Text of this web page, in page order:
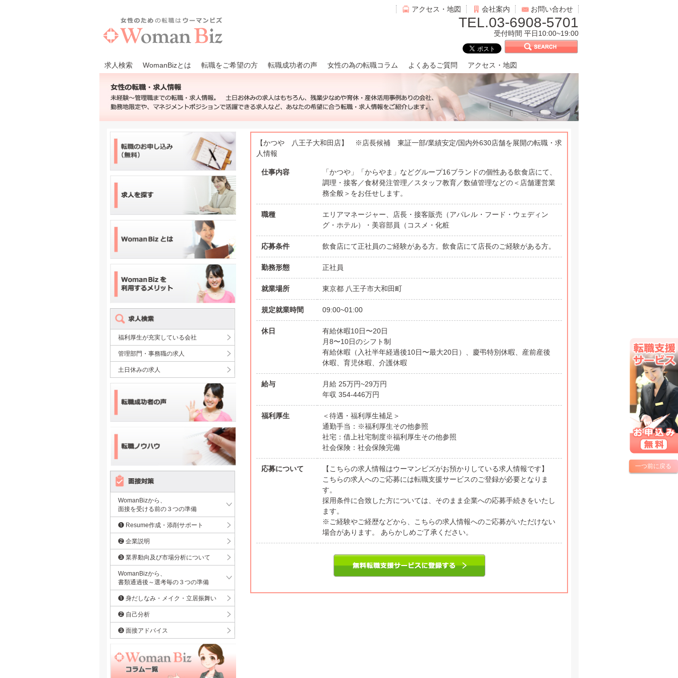
お問い合わせ
会社案内
アクセス・地図
TEL.03-6908-5701
受付時間 平日10:00~19:00
求人検索 WomanBizとは 転職をご希望の方 転職成功者の声 女性の為の転職コラム よくあるご質問 アクセス・地図
一つ前に戻る
【かつや 八王子大和田店】 ※店長候補 東証一部/業績安定/国内外630店舗を展開の転職・求
人情報
仕事内容
「かつや」「からやま」などグループ16ブランドの個性ある飲食店にて、
調理・接客／食材発注管理／スタッフ教育／数値管理などの＜店舗運営業
務全般＞をお任せします。
職種
エリアマネージャー、店長・接客販売（アパレル・フード・ウェディン
グ・ホテル）・美容部員（コスメ・化粧
応募条件 飲食店にて正社員のご経験がある方。飲食店にて店長のご経験がある方。
勤務形態 正社員
就業場所 東京都 八王子市大和田町
規定就業時間 09:00~01:00
休日
有給休暇10日〜20日
月8〜10日のシフト制
有給休暇（入社半年経過後10日〜最大20日）、慶弔特別休暇、産前産後
休暇、育児休暇、介護休暇
給与
月給 25万円~29万円
年収 354-446万円
福利厚生
＜待遇・福利厚生補足＞
通勤手当：※福利厚生その他参照
社宅：借上社宅制度※福利厚生その他参照
社会保険：社会保険完備
応募について
【こちらの求人情報はウーマンビズがお預かりしている求人情報です】
こちらの求人へのご応募には転職支援サービスのご登録が必要となりま
す。
採用条件に合致した方については、そのまま企業への応募手続きをいたし
ます。
※ご経験やご経歴などから、こちらの求人情報へのご応募がいただけない
場合があります。 あらかしめご了承ください。
福利厚生が充実している会社
管理部門・事務職の求人
土日休みの求人
WomanBizから、
面接を受ける前の３つの準備
❶ Resume作成・添削サポート
❷ 企業説明
❸ 業界動向及び市場分析について
WomanBizから、
書類通過後～選考毎の３つの準備
❶ 身だしなみ・メイク・立居振舞い
❷ 自己分析
❸ 面接アドバイス